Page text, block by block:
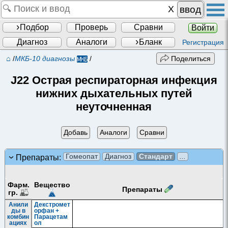
ввод
Подбор Проверь Сравни
Войти
Диагноз
Аналоги Бланк Регистрация
⌂ /МКБ-10 диагнозы / Поделиться
J22 Острая респираторная инфекция
нижних дыхательных путей
неуточненная
Добавь Аналоги Сравни
Препараты: Гомеопат Диагноз Стандарт
Фарм.
гр.
Вещество
Препараты
Анили
ды в
комбин
ациях
Декстромет
орфан +
Парацетам
ол